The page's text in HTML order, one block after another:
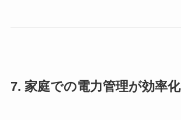
7. 家庭での電力管理が効率化